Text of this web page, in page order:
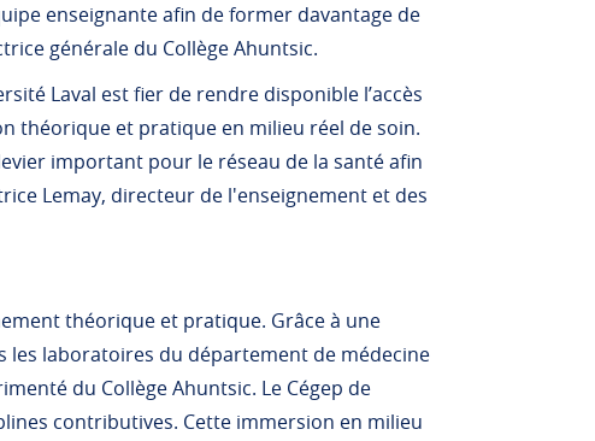
enseignante afin de former davantage de
générale du Collège Ahuntsic.
Laval est fier de rendre disponible l’accès
théorique et pratique en milieu réel de soin.
important pour le réseau de la santé afin
Lemay, directeur de l'enseignement et des
théorique et pratique. Grâce à une
les laboratoires du département de médecine
du Collège Ahuntsic. Le Cégep de
contributives. Cette immersion en milieu